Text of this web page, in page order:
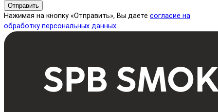
Отправить
Нажимая на кнопку «Отправить», Вы даете согласие на
обработку персональных данных.